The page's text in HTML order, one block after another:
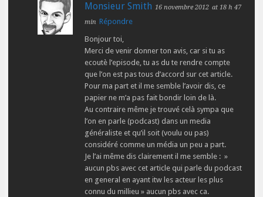
Monsieur Smith 16 novembre 2012 at 18 h 47
min Répondre
Bonjour toi,
Merci de venir donner ton avis, car si tu as
ecoutè l’episode, tu as du te rendre compte
que l’on est pas tous d’accord sur cet article.
Pour ma part et il me semble l’avoir dis, ce
papier ne m’a pas fait bondir loin de là.
Au contraire même je trouvé celà sympa que
l’on en parle (podcast) dans un media
généraliste et qu’il soit (voulu ou pas)
considéré comme un média un peu a part.
Je l’ai même dis clairement il me semble : »
aucun pbs avec cet article qui parle du podcast
en general en ayant itw les acteur les plus
connu du millieu » aucun pbs avec ca.